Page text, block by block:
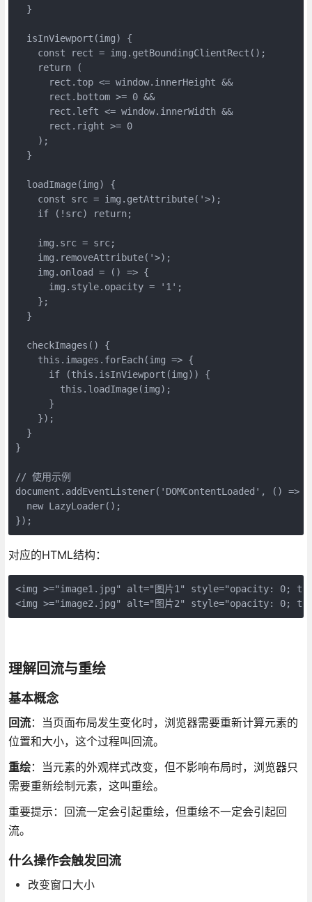
  }
  isInViewport(img) {
    const rect = img.getBoundingClientRect();
    return (
      rect.top <= window.innerHeight &&
      rect.bottom >= 0 &&
      rect.left <= window.innerWidth &&
      rect.right >= 0
    );
  }
  loadImage(img) {
    const src = img.getAttribute('>);
    if (!src) return;
    img.src = src;
    img.removeAttribute('>);
    img.onload = () => {
      img.style.opacity = '1';
    };
  }
  checkImages() {
    this.images.forEach(img => {
      if (this.isInViewport(img)) {
        this.loadImage(img);
      }
    });
  }
}
// 使用示例
document.addEventListener('DOMContentLoaded', () => {
  new LazyLoader();
});
对应的HTML结构：
<img >="image1.jpg" alt="图片1" style="opacity: 0;
<img >="image2.jpg" alt="图片2" style="opacity: 0;
理解回流与重绘
基本概念
回流：当页面布局发生变化时，浏览器需要重新计算元素的
位置和大小，这个过程叫回流。
重绘：当元素的外观样式改变，但不影响布局时，浏览器只
需要重新绘制元素，这叫重绘。
重要提示：回流一定会引起重绘，但重绘不一定会引起回
流。
什么操作会触发回流
改变窗口大小